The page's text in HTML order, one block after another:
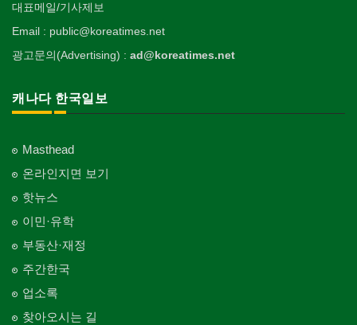
대표메일/기사제보
Email : public@koreatimes.net
광고문의(Advertising) : ad@koreatimes.net
캐나다 한국일보
Masthead
온라인지면 보기
핫뉴스
이민·유학
부동산·재정
주간한국
업소록
찾아오시는 길